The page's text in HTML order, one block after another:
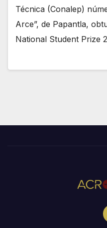
Técnica (Conalep)
Arce”, de Papantla,
National Student Prize